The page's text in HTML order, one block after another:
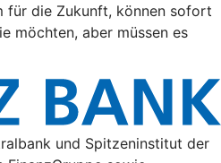
für die Zukunft, können sofort
möchten, aber müssen es
und Spitzeninstitut der